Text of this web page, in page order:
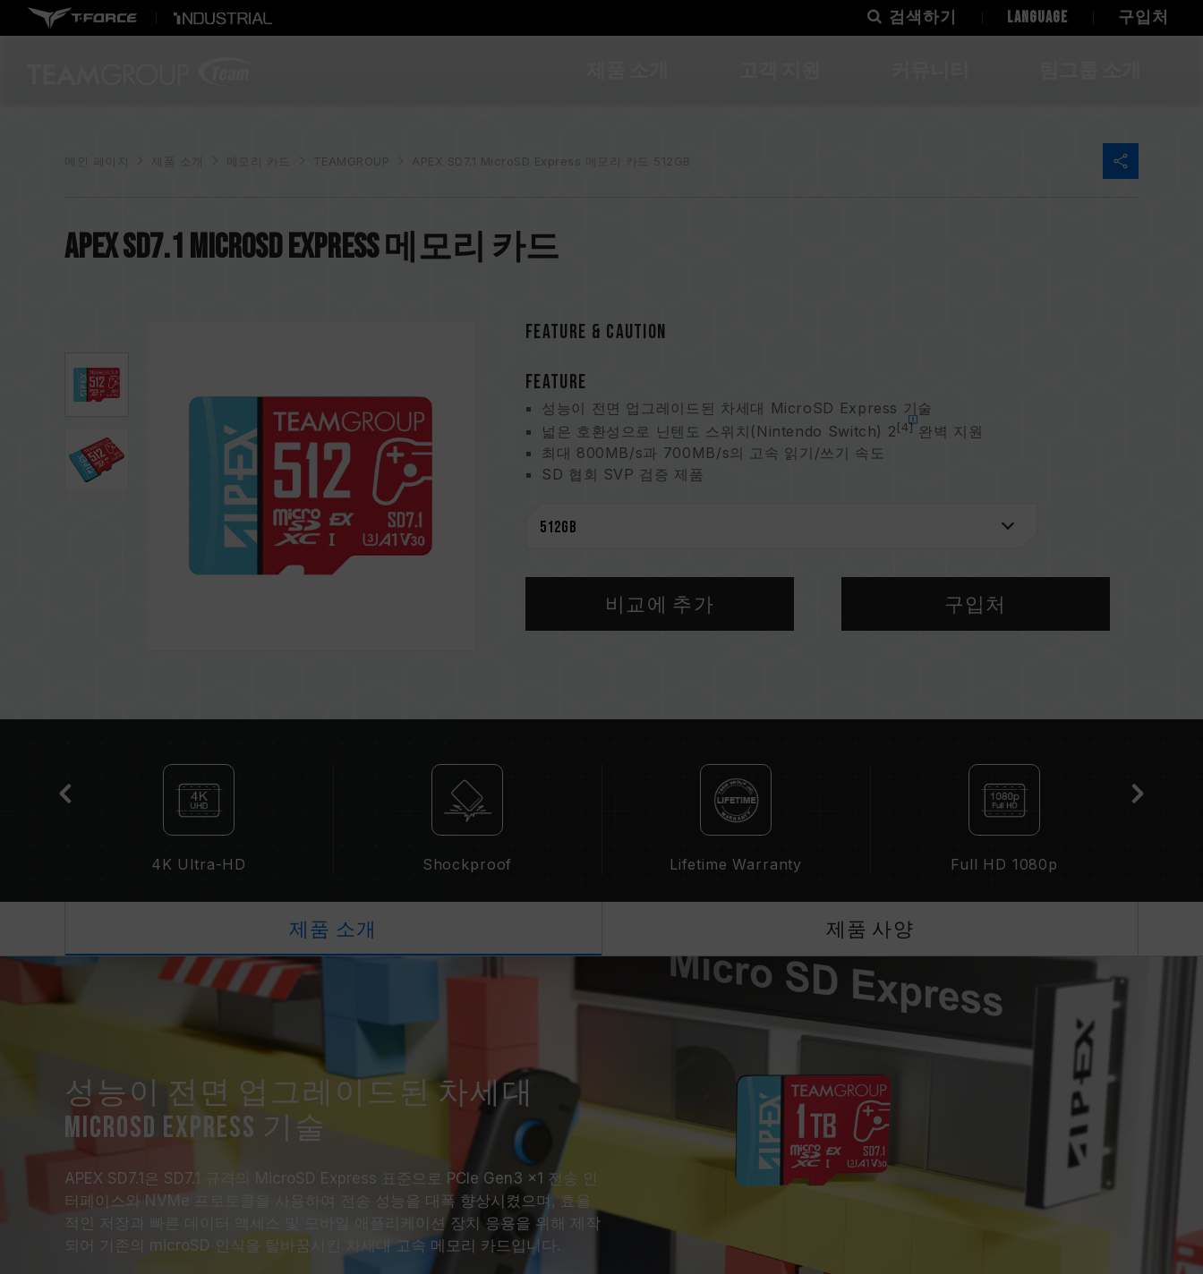
검색하기 LANGUAGE 구입처
제품 소개 TEAMGROUP APEX SD7.1 MicroSD Express 메모리 카드 512GB
APEX SD7.1 MicroSD Express 메모리 카드
FEATURE & CAUTION
FEATURE
성능이 전면 업그레이드된 차세대 MicroSD Express 기술
넓은 호환성으로 닌텐도 스위치 (Nintendo Switch) 2[4] 완벽 지원
최대 800MB/s과 700MB/s의 고속 읽기/쓰기 속도
SD 협회 SVP 검증 제품
지연 없는 4K 녹화로 멋진 순간 포착
비교에 추가 구입처
4K Ultra-HD Shockproof Lifetime Warranty Full HD 1080p
제품 소개 제품 사양
성능이 전면 업그레이드된 차세대
MicroSD Express 기술
APEX SD7.1은 SD7.1 규격의 MicroSD Express 표준으로 PCIe Gen3 x1 전송 인
터페이스와 NVMe 프로토콜을 사용하여 전송 성능을 대폭 향상시켰으며, 효율
적인 저장과 빠른 데이터 액세스 및 모바일 애플리케이션 장치 응용을 위해 제작
되어 기존의 microSD 인식을 탈바꿈시킨 차세대 고속 메모리 카드입니다.